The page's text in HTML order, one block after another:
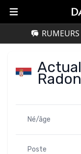
RUMEURS
Né/âge
Poste